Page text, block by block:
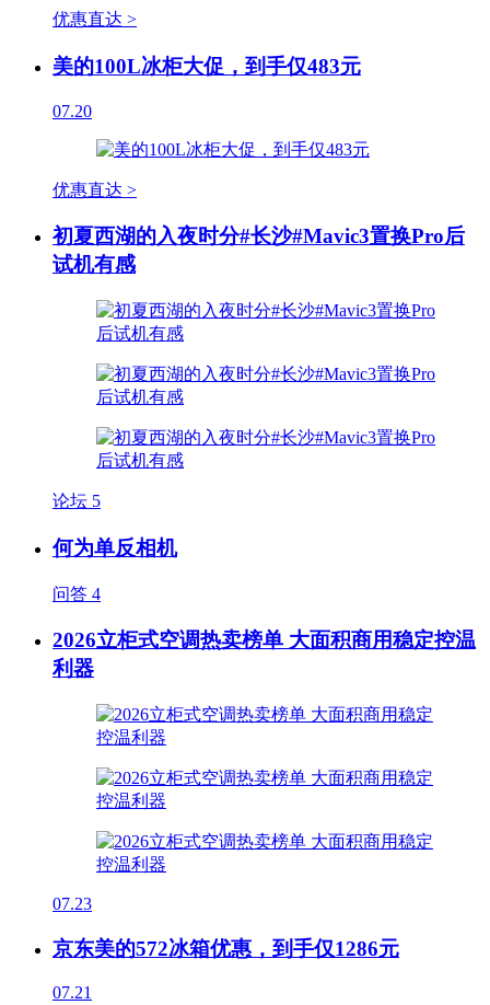
优惠直达 >
美的100L冰柜大促，到手仅483元
07.20
优惠直达 >
初夏西湖的入夜时分#长沙#Mavic3置换Pro后
试机有感
论坛 5
何为单反相机
问答 4
2026立柜式空调热卖榜单 大面积商用稳定控温
利器
07.23
京东美的572冰箱优惠，到手仅1286元
07.21